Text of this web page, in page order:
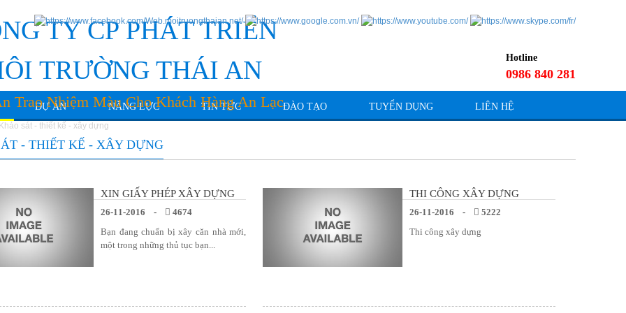
TY CP PHÁT TRIỂN
TRƯỜNG THÁI AN
Trao Nhiệm Màu Cho Khách Hàng An Lạc
Hotline
0986 840 281
DỰ ÁN NĂNG LỰC TIN TỨC ĐÀO TẠO TUYỂN DỤNG LIÊN HỆ
Khảo sát - thiết kế - xây dựng
- THIẾT KẾ - XÂY DỰNG
XIN GIẤY PHÉP XÂY DỰNG
26-11-2016 -
4674
Bạn đang chuẩn bị xây căn nhà mới,
một trong những thủ tục bạn...
THI CÔNG XÂY DỰNG
26-11-2016 -
5222
Thi công xây dựng